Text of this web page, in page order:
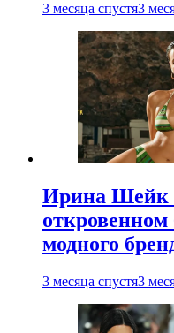
3 месяца спустя3
Ирина Шейк
модного
3 месяца спустя3